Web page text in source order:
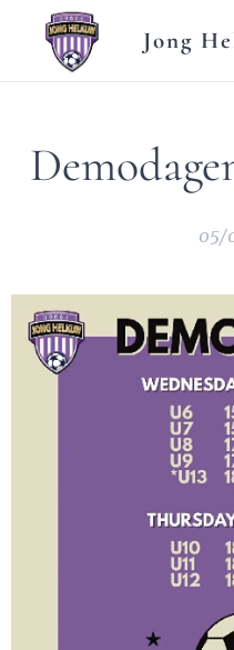
Jong
05/